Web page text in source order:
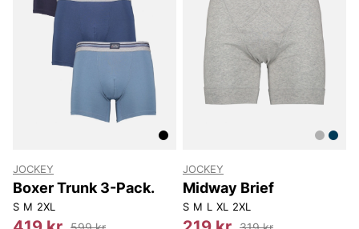
JOCKEY
Boxer Trunk 3-Pack.
S M 2XL
JOCKEY
Midway Brief
S M L XL 2XL